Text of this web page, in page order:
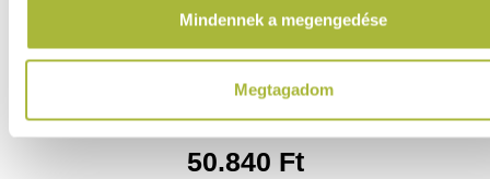
Mindennek a megengedése
Megtagadom
mm - HENDI 267240
Raktáron
50.840 Ft